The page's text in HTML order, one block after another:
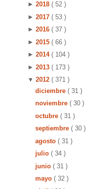
► 2018 ( 52 )
► 2017 ( 53 )
► 2016 ( 37 )
► 2015 ( 66 )
► 2014 ( 104 )
► 2013 ( 173 )
▼ 2012 ( 371 )
diciembre ( 31 )
noviembre ( 30 )
octubre ( 31 )
septiembre ( 30 )
agosto ( 31 )
julio ( 34 )
junio ( 31 )
mayo ( 32 )